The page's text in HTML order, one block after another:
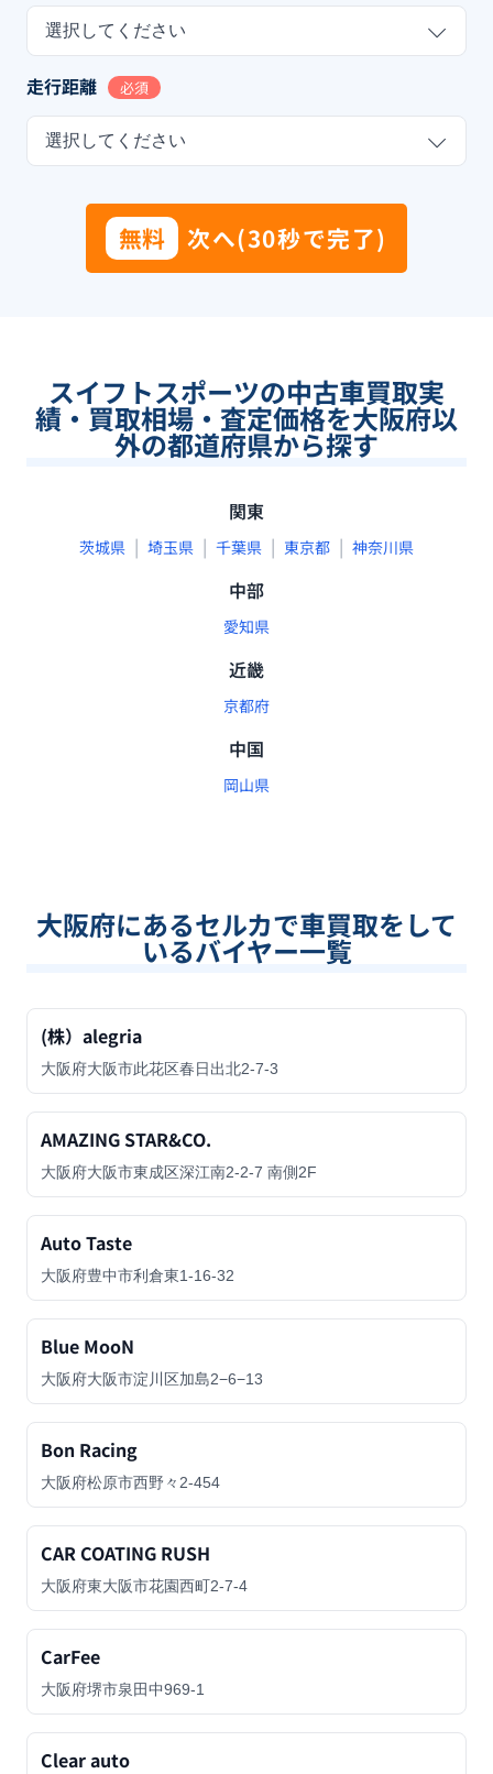
選択してください
走行距離 必須
選択してください
無料 次へ(30秒で完了)
スイフトスポーツの中古車買取実
績・買取相場・査定価格を大阪府以
外の都道府県から探す
関東
茨城県 | 埼玉県 | 千葉県 | 東京都 | 神奈川県
中部
愛知県
近畿
京都府
中国
岡山県
大阪府にあるセルカで車買取をして
いるバイヤー一覧
(株）alegria
大阪府大阪市此花区春日出北2-7-3
AMAZING STAR&CO.
大阪府大阪市東成区深江南2-2-7 南側2F
Auto Taste
大阪府豊中市利倉東1-16-32
Blue MooN
大阪府大阪市淀川区加島2−6−13
Bon Racing
大阪府松原市西野々2-454
CAR COATING RUSH
大阪府東大阪市花園西町2-7-4
CarFee
大阪府堺市泉田中969-1
Clear auto